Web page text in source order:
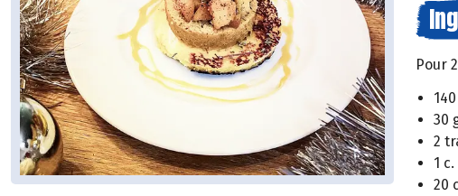
Pour
30
2
1
20